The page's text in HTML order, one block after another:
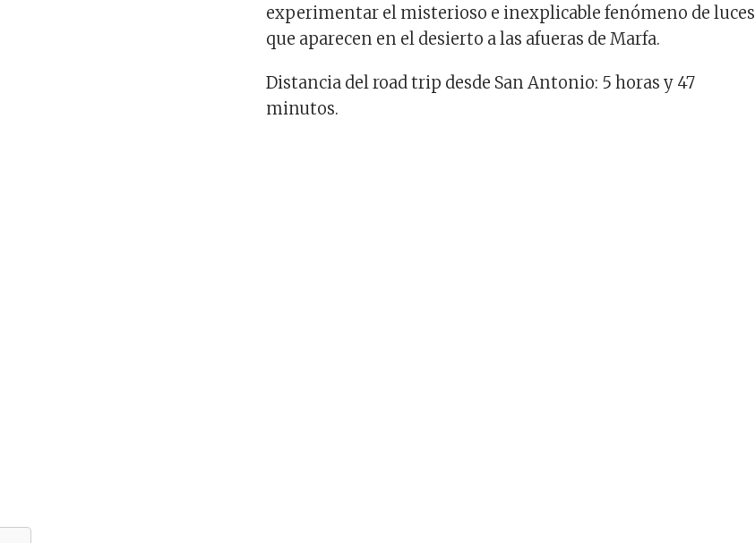
experimentar el misterioso e inexplicable fenómeno de luces
que aparecen en el desierto a las afueras de Marfa.
Distancia del road trip desde San Antonio: 5 horas y 47
minutos.